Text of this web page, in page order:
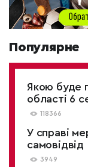
Популярне
Якою буде
області 6
118366
У справі
самовідвід
3949